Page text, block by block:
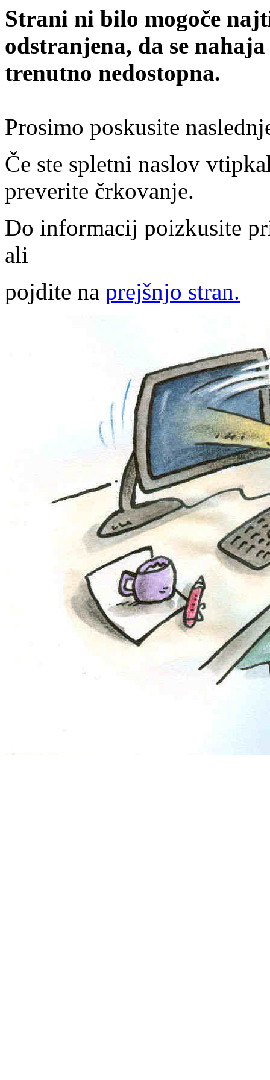
Strani ni bilo mogoče
odstranjena, da se
trenutno nedostopna.
Prosimo poskusite
Če ste spletni naslov
preverite črkovanje.
Do informacij poizkusite
ali
pojdite na prejšnjo stran.